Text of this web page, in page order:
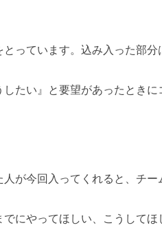
っています。込み入った部
たい』と要望があったとき
が今回入ってくれると、チ
にやってほしい、こうして